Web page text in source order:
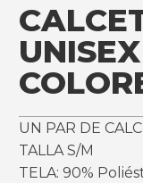
UN PAR DE
TALLA S/M
TELA: 90%